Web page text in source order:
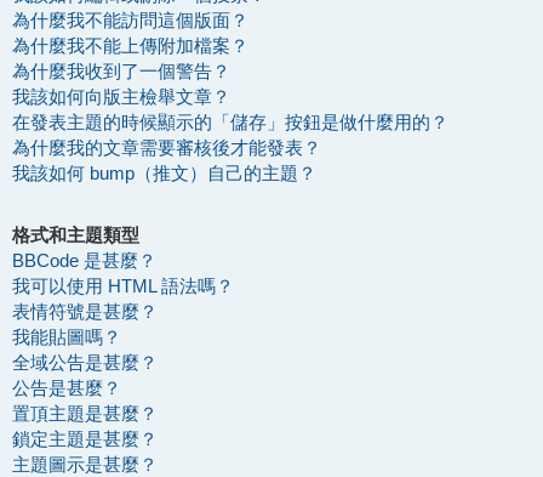
為什麼我不能訪問這個版面？
為什麼我不能上傳附加檔案？
為什麼我收到了一個警告？
我該如何向版主檢舉文章？
在發表主題的時候顯示的「儲存」按鈕是做什麼用的？
為什麼我的文章需要審核後才能發表？
我該如何 bump（推文）自己的主題？
格式和主題類型
BBCode 是甚麼？
我可以使用 HTML 語法嗎？
表情符號是甚麼？
我能貼圖嗎？
全域公告是甚麼？
公告是甚麼？
置頂主題是甚麼？
鎖定主題是甚麼？
主題圖示是甚麼？